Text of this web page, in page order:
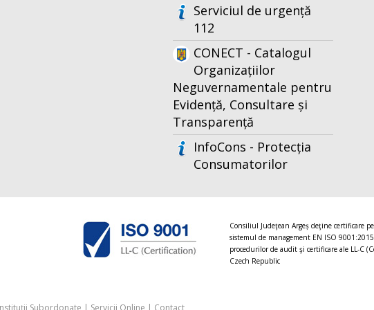
Serviciul de urgență
112
CONECT - Catalogul
Organizațiilor
Neguvernamentale pentru
Evidență, Consultare și
Transparență
InfoCons - Protecția
Consumatorilor
Consiliul Judeţean Argeș deţine certificare
sistemul de management EN ISO
procedurilor de audit şi certificare ale LL-C
Czech Republic
Subordonate | Servicii Online | Contact